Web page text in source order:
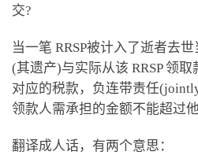
交?
当一笔 RRSP被计入了逝者去
(其遗产)与实际从该 RRSP 领取
对应的税款，负连带责任
领款人需承担的金额不能超过
翻译成人话，有两个意思：